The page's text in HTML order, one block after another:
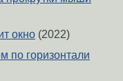
окно (2022)
по горизонтали